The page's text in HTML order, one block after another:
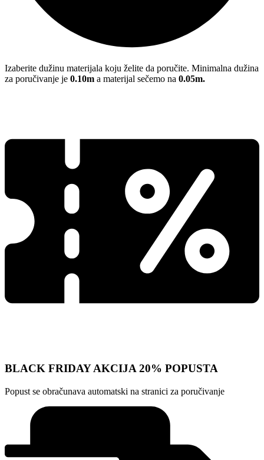
Izaberite dužinu materijala koju želite da poručite. Minimalna dužina
za poručivanje je 0.10m a materijal sečemo na 0.05m.
BLACK FRIDAY AKCIJA 20% POPUSTA
Popust se obračunava automatski na stranici za poručivanje